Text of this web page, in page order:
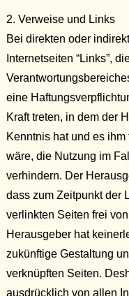
2. Verweise und Links
Bei direkten oder
Internetseiten “Links”,
eine
Kraft treten, in dem der
Kenntnis hat und es
wäre, die Nutzung im
verhindern. Der
dass zum Zeitpunkt der
verlinkten Seiten frei
Herausgeber hat
zukünftige Gestaltung
verknüpften Seiten.
ausdrücklich von allen